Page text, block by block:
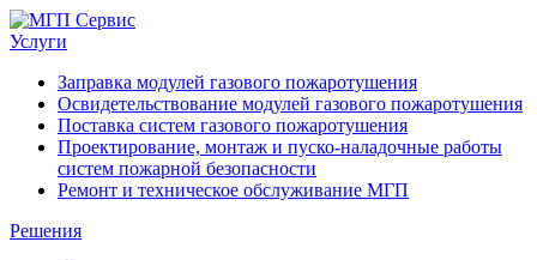
Услуги
Заправка модулей газового пожаротушения
Освидетельствование модулей газового пожаротушения
Поставка систем газового пожаротушения
Проектирование, монтаж и пуско-наладочные работы
систем пожарной безопасности
Ремонт и техническое обслуживание МГП
Решения